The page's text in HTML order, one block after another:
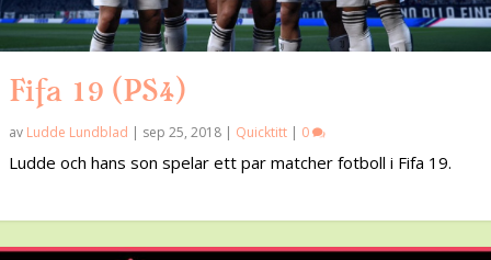
Fifa 19 (PS4)
av Ludde Lundblad | sep 25, 2018 | Quicktitt | 0
Ludde och hans son spelar ett par matcher fotboll i Fifa 19.